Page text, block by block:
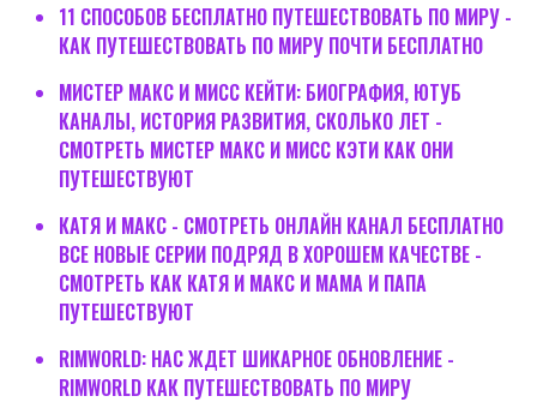
11 СПОСОБОВ БЕСПЛАТНО ПУТЕШЕСТВОВАТЬ ПО МИРУ -
КАК ПУТЕШЕСТВОВАТЬ ПО МИРУ ПОЧТИ БЕСПЛАТНО
МИСТЕР МАКС И МИСС КЕЙТИ: БИОГРАФИЯ, ЮТУБ
КАНАЛЫ, ИСТОРИЯ РАЗВИТИЯ, СКОЛЬКО ЛЕТ -
СМОТРЕТЬ МИСТЕР МАКС И МИСС КЭТИ КАК ОНИ
ПУТЕШЕСТВУЮТ
КАТЯ И МАКС - СМОТРЕТЬ ОНЛАЙН КАНАЛ БЕСПЛАТНО
ВСЕ НОВЫЕ СЕРИИ ПОДРЯД В ХОРОШЕМ КАЧЕСТВЕ -
СМОТРЕТЬ КАК КАТЯ И МАКС И МАМА И ПАПА
ПУТЕШЕСТВУЮТ
RIMWORLD: НАС ЖДЕТ ШИКАРНОЕ ОБНОВЛЕНИЕ -
RIMWORLD КАК ПУТЕШЕСТВОВАТЬ ПО МИРУ